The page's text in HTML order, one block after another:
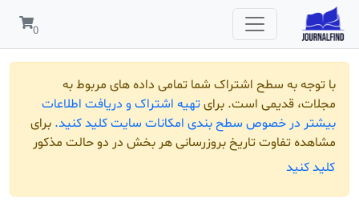
به سطح اشتراک شما تمامی داده های مربوط به
قدیمی است. برای تهیه اشتراک و دریافت اطلاعات
خصوص سطح بندی امکانات سایت کلید کنید.برای
تاریخ بروزرسانی هر بخش در دو حالت مذکور